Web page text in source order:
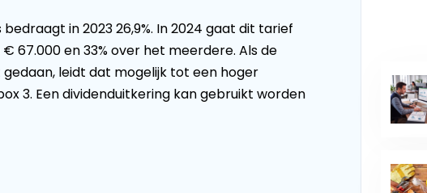
in 2023 26,9%. In 2024 gaat dit tarief
67.000 en 33% over het meerdere. Als de
leidt dat mogelijk tot een hoger
3. Een dividenduitkering kan gebruikt worden